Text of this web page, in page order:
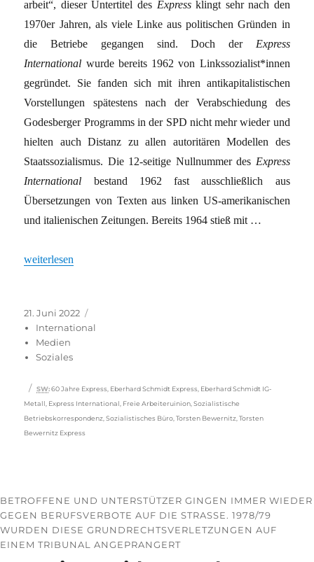
arbeit“, dieser Untertitel des Expressklingt sehr nach den
1970er Jahren, als viele Linke aus politischen Gründen in
die ­Betriebe gegangen sind. Doch der Express
International wurde bereits 1962 von Links­so­zia­lis­t*in­nen
gegründet. Sie fanden sich mit ihren antikapitalistischen
Vorstellungen spätestens nach der Verabschiedung des
Godesberger Programms in der SPD nicht mehr wieder und
hielten auch Distanz zu allen autoritären Modellen des
Staatssozialismus. Die 12-seitige Nullnummer des Express
International bestand 1962 fast ausschließlich aus
Übersetzungen von Texten aus linken US-amerikanischen
und italienischen Zeitungen. Bereits 1964 stieß mit …
„Kritik an Sozialpartnerschaft“
weiterlesen
Veröffentlicht
am
21. Juni 2022
International
Medien
Soziales
Schlagwörter
SW: 60 Jahre Express Eberhard Schmidt Express Eberhard Schmidt IG-
Metall Express International Freie Arbeiteruinion ,Sozialistische
Betriebskorrespondenz ,Sozialistisches Büro ,Torsten Bewernitz ,Torsten
Bewernitz Express
BETROFFENE UND UNTERSTÜTZER GINGEN IMMER WIEDER
GEGEN BERUFSVERBOTE AUF DIE STRASSE. 1978/79 W
URDEN DIESE GRUNDRECHTSVERLETZUNGEN AUF E
INEM TRIBUNAL ANGEPRANGERT